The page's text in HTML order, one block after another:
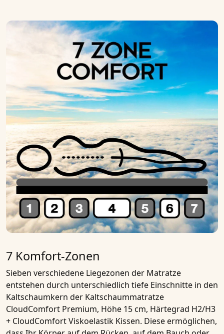
7 Komfort-Zonen
Sieben verschiedene Liegezonen der Matratze
entstehen durch unterschiedlich tiefe Einschnitte in den
Kaltschaumkern der Kaltschaummatratze
CloudComfort Premium, Höhe 15 cm, Härtegrad H2/H3
+ CloudComfort Viskoelastik Kissen. Diese ermöglichen,